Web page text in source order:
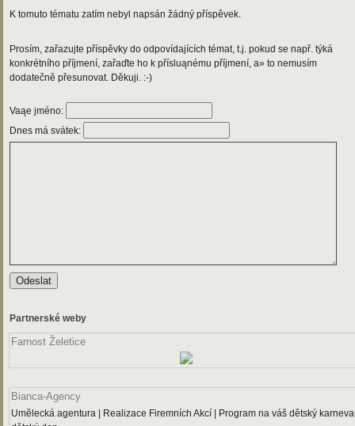
K tomuto tématu zatím nebyl napsán žádný příspěvek.
Prosím, zařazujte příspěvky do odpovídajících témat, t.j. pokud se např. týká
konkrétního příjmení, zařaďte ho k přísluąnému příjmení, a» to nemusím
dodatečně přesunovat. Děkuji. :-)
Vaąe jméno:
Dnes má svátek:
Partnerské weby
Farnost Želetice
Bianca-Agency
Umělecká agentura | Realizace Firemních Akcí | Program na váš dětský